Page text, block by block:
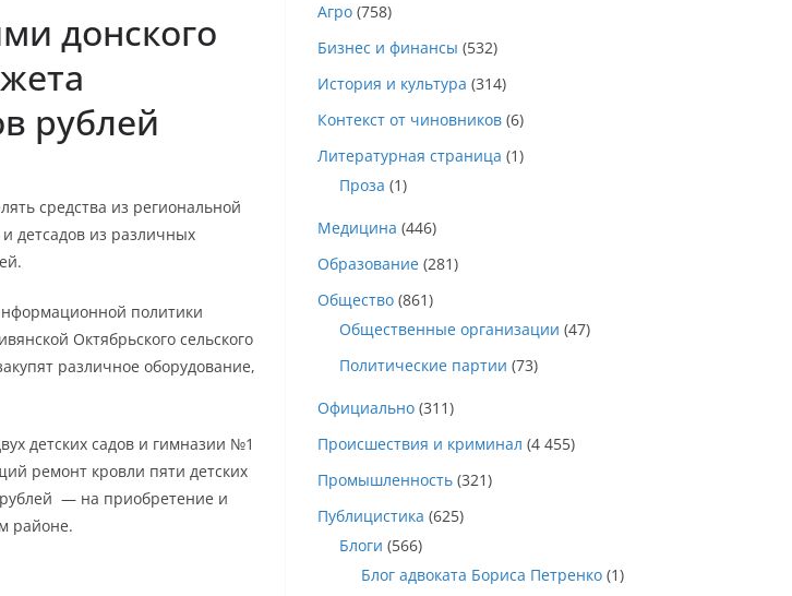
донского
рублей
средства из региональной
детсадов из различных
политики
Октябрьского сельского
различное оборудование,
детских садов и гимназии №1
ремонт кровли пяти детских
— на приобретение и
районе.
Агро (758)
Бизнес и финансы (532)
История и культура (314)
Контекст от чиновников (6)
Литературная страница (1)
Проза (1)
Медицина (446)
Образование (281)
Общество (861)
Общественные организации (47)
Политические партии (73)
Официально (311)
Происшествия и криминал (4 455)
Промышленность (321)
Публицистика (625)
Блоги (566)
Блог адвоката Бориса Петренко (1)